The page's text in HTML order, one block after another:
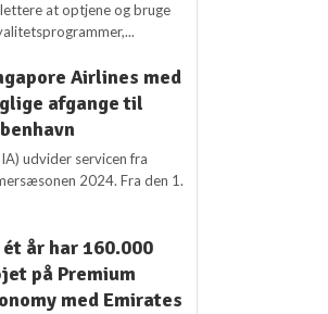
at optjene og bruge
Airlines med
afgange til
udvider servicen fra
2024. Fra den 1.
ét år har 160.000
på Premium
med Emirates